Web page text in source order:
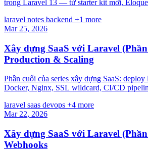
trong Laravel 13 — từ starter kit mới,
laravel notes backend +1 more
Mar 25, 2026
Xây dựng SaaS với Laravel
Production & Scaling
Phần cuối của series xây dựng SaaS:
Docker, Nginx, SSL wildcard, CI/CD
laravel saas devops +4 more
Mar 22, 2026
Xây dựng SaaS với Laravel
Webhooks